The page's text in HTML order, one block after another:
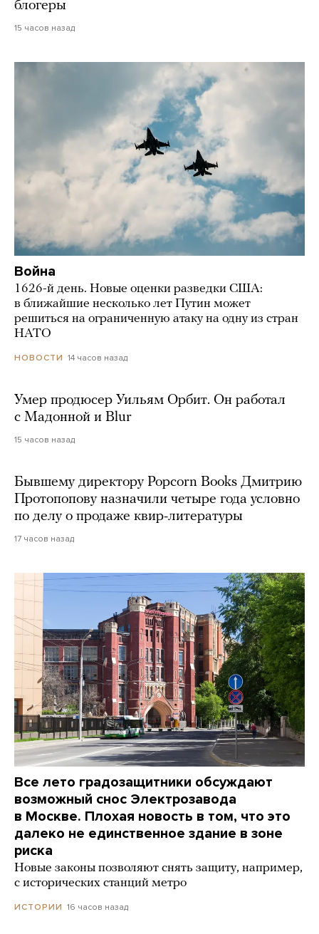
блогеры
15 часов назад
Война
1626-й день. Новые оценки разведки США:
в ближайшие несколько лет Путин может
решиться на ограниченную атаку на одну из стран
НАТО
НОВОСТИ 14 часов назад
Умер продюсер Уильям Орбит. Он работал
с Мадонной и Blur
15 часов назад
Бывшему директору Popcorn Books Дмитрию
Протопопову назначили четыре года условно
по делу о продаже квир-литературы
17 часов назад
Все лето градозащитники обсуждают
возможный снос Электрозавода
в Москве. Плохая новость в том, что это
далеко не единственное здание в зоне
риска
Новые законы позволяют снять защиту, например,
с исторических станций метро
ИСТОРИИ 16 часов назад